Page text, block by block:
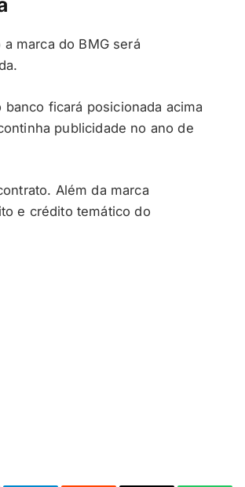
marca do BMG será
ficará posicionada acima
publicidade no ano de
Além da marca
e crédito temático do